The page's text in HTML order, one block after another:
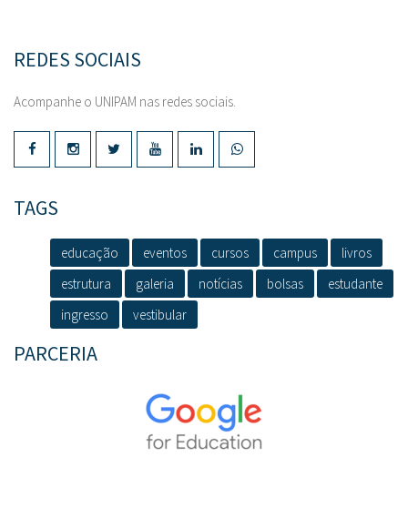
REDES SOCIAIS
Acompanhe o UNIPAM nas redes sociais.
TAGS
educação eventos cursos campus
livros
estrutura
galeria notícias bolsas
estudante
ingresso
vestibular
PARCERIA